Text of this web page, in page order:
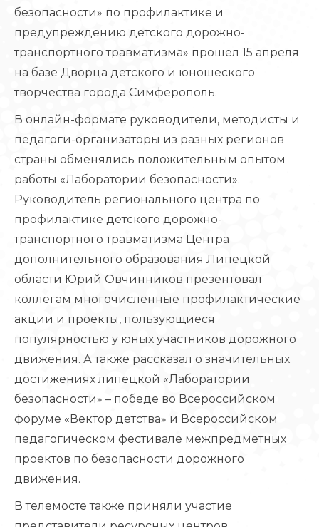
безопасности» по профилактике и
предупреждению детского дорожно-
транспортного травматизма» прошёл 15 апреля
на базе Дворца детского и юношеского
творчества города Симферополь.
В онлайн-формате руководители, методисты и
педагоги-организаторы из разных регионов
страны обменялись положительным опытом
работы «Лаборатории безопасности».
Руководитель регионального центра по
профилактике детского дорожно-
транспортного травматизма Центра
дополнительного образования Липецкой
области Юрий Овчинников презентовал
коллегам многочисленные профилактические
акции и проекты, пользующиеся
популярностью у юных участников дорожного
движения. А также рассказал о значительных
достижениях липецкой «Лаборатории
безопасности» – победе во Всероссийском
форуме «Вектор детства» и Всероссийском
педагогическом фестивале межпредметных
проектов по безопасности дорожного
движения.
В телемосте также приняли участие